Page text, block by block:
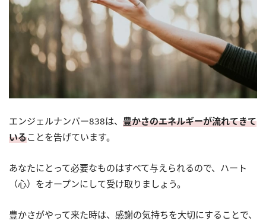
エンジェルナンバー838は、 豊かさのエネルギーが流れてきて
いることを告げています。
あなたにとって必要なものはすべて与えられるので、ハート
（心）をオープンにして受け取りましょう。
豊かさがやって来た時は、感謝の気持ちを大切にすることで、